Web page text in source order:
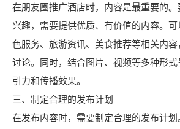
在朋友圈推广酒店时，内容是最重要的
兴趣，需要提供优质、有价值的内容。
色服务、旅游资讯、美食推荐等相关内
讨论。同时，结合图片、视频等多种形
引力和传播效果。
三、制定合理的发布计划
在发布内容时，需要制定合理的发布计